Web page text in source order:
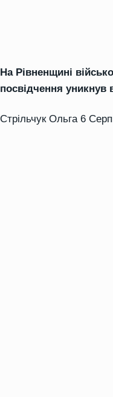
На Рівненщині
посвідчення уникнув
Стрільчук Ольга 6